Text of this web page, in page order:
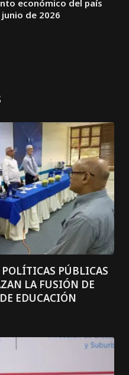
económico del país
de 2026
POLÍTICAS PÚBLICAS
LA FUSIÓN DE
EDUCACIÓN